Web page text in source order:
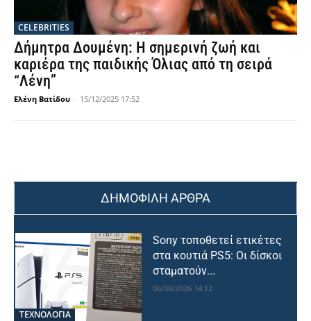
CELEBRITIES
Δήμητρα Δουμένη: Η σημερινή ζωή και
καριέρα της παιδικής Όλιας από τη σειρά
“Λένη”
Ελένη Βατίδου - 15/12/2025 17:52
ΔΗΜΟΦΙΛΗ ΑΡΘΡΑ
ΤΕΧΝΟΛΟΓΙΑ
Sony τοποθετεί ετικέτες
στα κουτιά PS5: Οι δίσκοι
σταματούν...
06/08/2026 14:12